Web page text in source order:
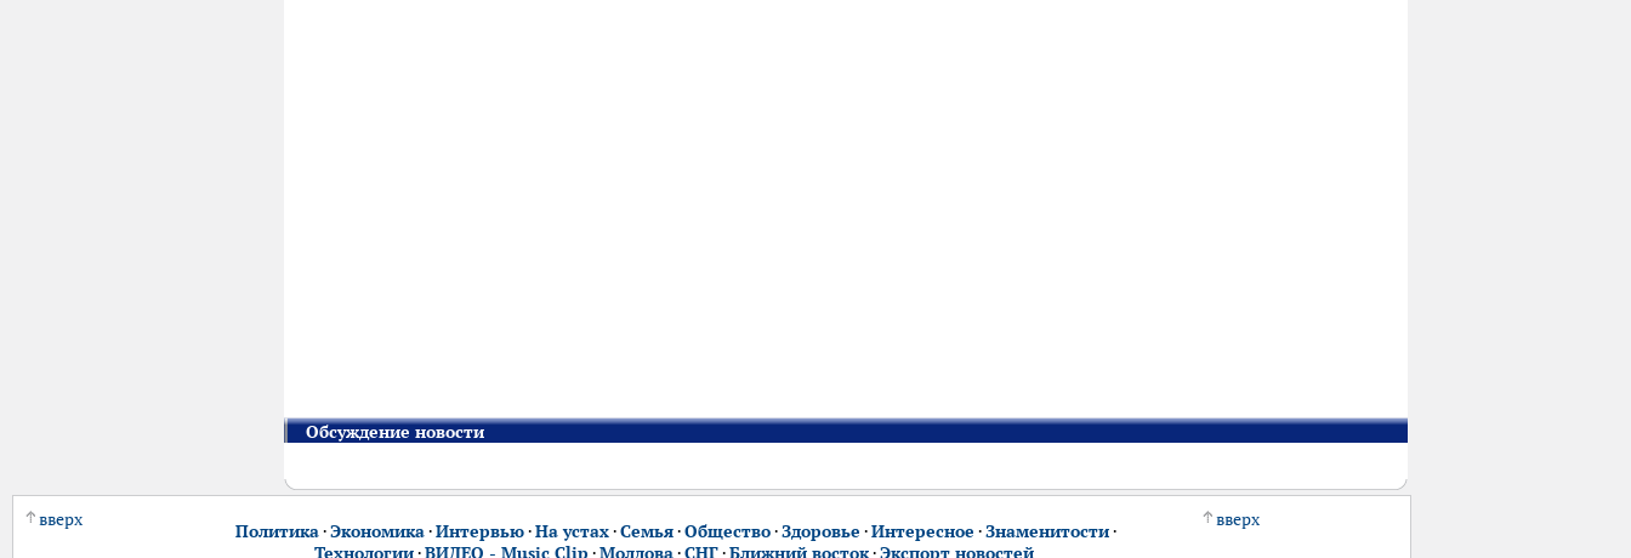
Обсуждение новости
вверх
Политика·Экономика·Интервью·На устах·Семья·Общество·Здоровье ·Интересное ·Знаменитости·
Технологии·ВИДЕО - Music Clip ·Молдова·СНГ·Ближний восток·Экспорт новостей
вверх